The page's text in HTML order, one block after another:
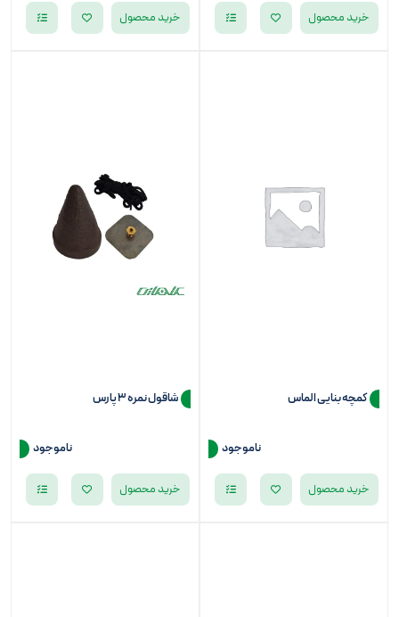
خرید محصول خرید محصول
کمچه بنایی الماس
ناموجود
خرید محصول
شاقول نمره 3 پارس
ناموجود
خرید محصول